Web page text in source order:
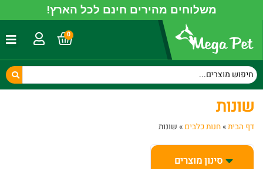
משלוחים מהירים חינם לכל הארץ!
0
שונות
דף הבית»חנות כלבים » שונות
סינון מוצרים